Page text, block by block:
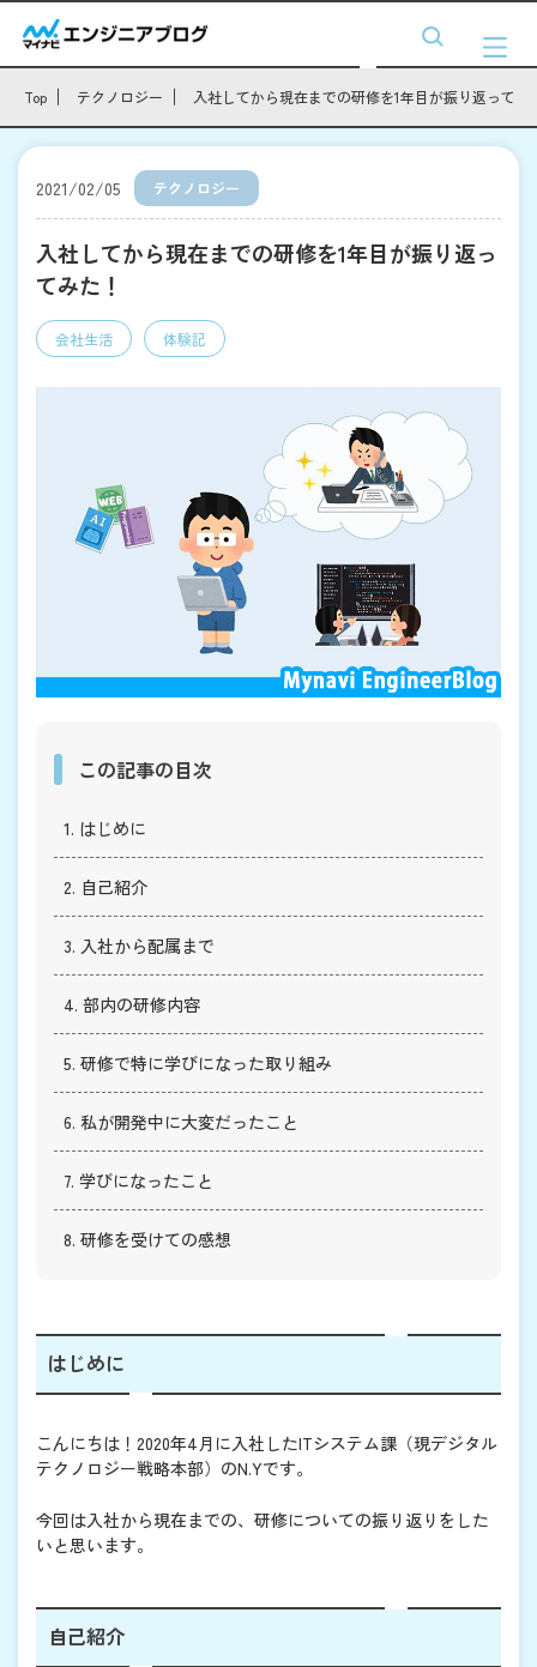
Top テクノロジー 入社してから現在までの研修を1年目が振り返ってみ
2021/02/05 テクノロジー
入社してから現在までの研修を1年目が振り返っ
てみた！
会社生活 体験記
この記事の目次
1. はじめに
2. 自己紹介
3. 入社から配属まで
4. 部内の研修内容
5. 研修で特に学びになった取り組み
6. 私が開発中に大変だったこと
7. 学びになったこと
8. 研修を受けての感想
はじめに
こんにちは！2020年4月に入社したITシステム課（現デジタル
テクノロジー戦略本部）のN.Yです。
今回は入社から現在までの、研修についての振り返りをした
いと思います。
自己紹介